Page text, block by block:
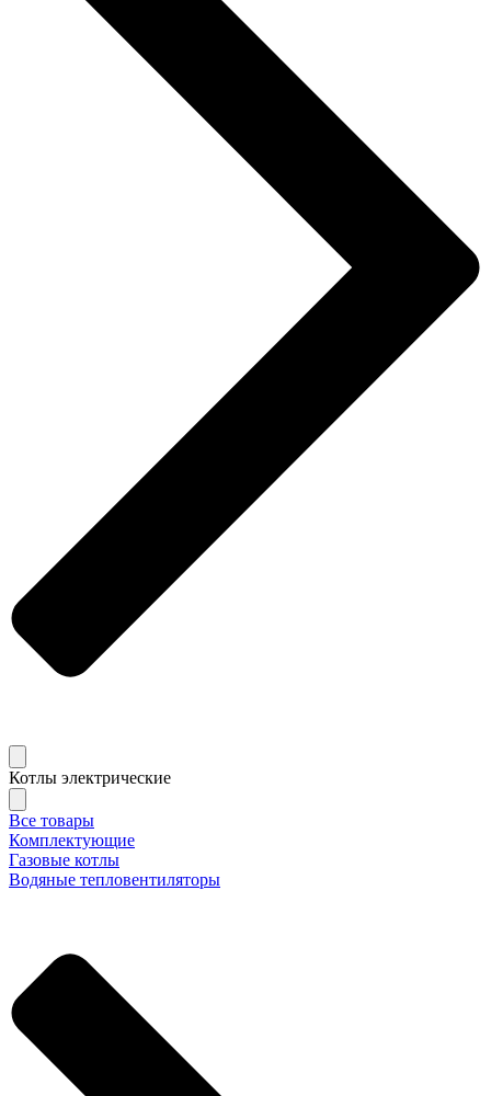
Котлы электрические
Все товары
Комплектующие
Газовые котлы
Водяные тепловентиляторы